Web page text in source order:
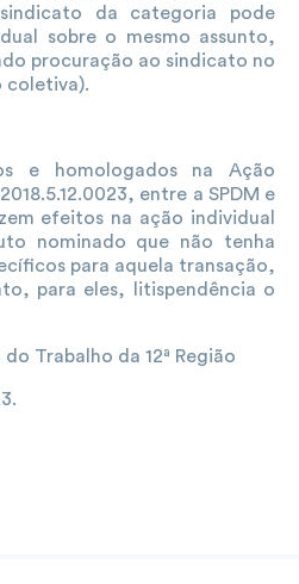
da categoria pode
sobre o mesmo assunto,
procuração ao sindicato no
coletiva).
e homologados na Ação
entre a SPDM e
efeitos na ação individual
nominado que não tenha
para aquela transação,
para eles, litispendência o
Trabalho da 12ª Região